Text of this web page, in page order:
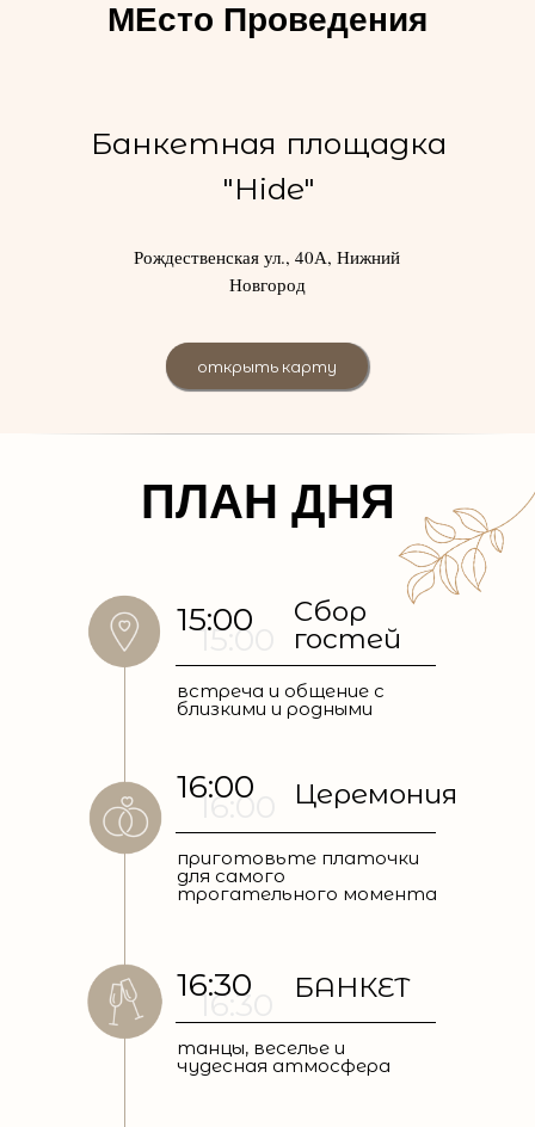
открыть карту
МЕсто Проведения
Банкетная площадка
"Hide"
Рождественская ул., 40А, Нижний
Новгород
15:00
ПЛАН ДНЯ
15:00
Сбор
гостей
встреча и общение с
близкими и родными
16:00
16:00 Церемония
приготовьте платочки
для самого
трогательного момента
16:30
16:30 БАНКЕТ
танцы, веселье и
чудесная атмосфера